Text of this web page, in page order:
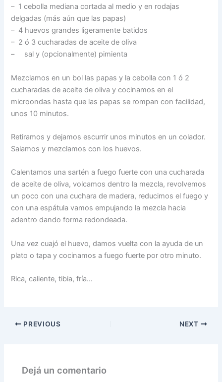
– 1 cebolla mediana cortada al medio y en rodajas
delgadas (más aún que las papas)
– 4 huevos grandes ligeramente batidos
– 2 ó 3 cucharadas de aceite de oliva
– sal y (opcionalmente) pimienta
Mezclamos en un bol las papas y la cebolla con 1 ó 2
cucharadas de aceite de oliva y cocinamos en el
microondas hasta que las papas se rompan con facilidad,
unos 10 minutos.
Retiramos y dejamos escurrir unos minutos en un colador.
Salamos y mezclamos con los huevos.
Calentamos una sartén a fuego fuerte con una cucharada
de aceite de oliva, volcamos dentro la mezcla, revolvemos
un poco con una cuchara de madera, reducimos el fuego y
con una espátula vamos empujando la mezcla hacia
adentro dando forma redondeada.
Una vez cuajó el huevo, damos vuelta con la ayuda de un
plato o tapa y cocinamos a fuego fuerte por otro minuto.
Rica, caliente, tibia, fría…
PREVIOUS NEXT
Dejá un comentario